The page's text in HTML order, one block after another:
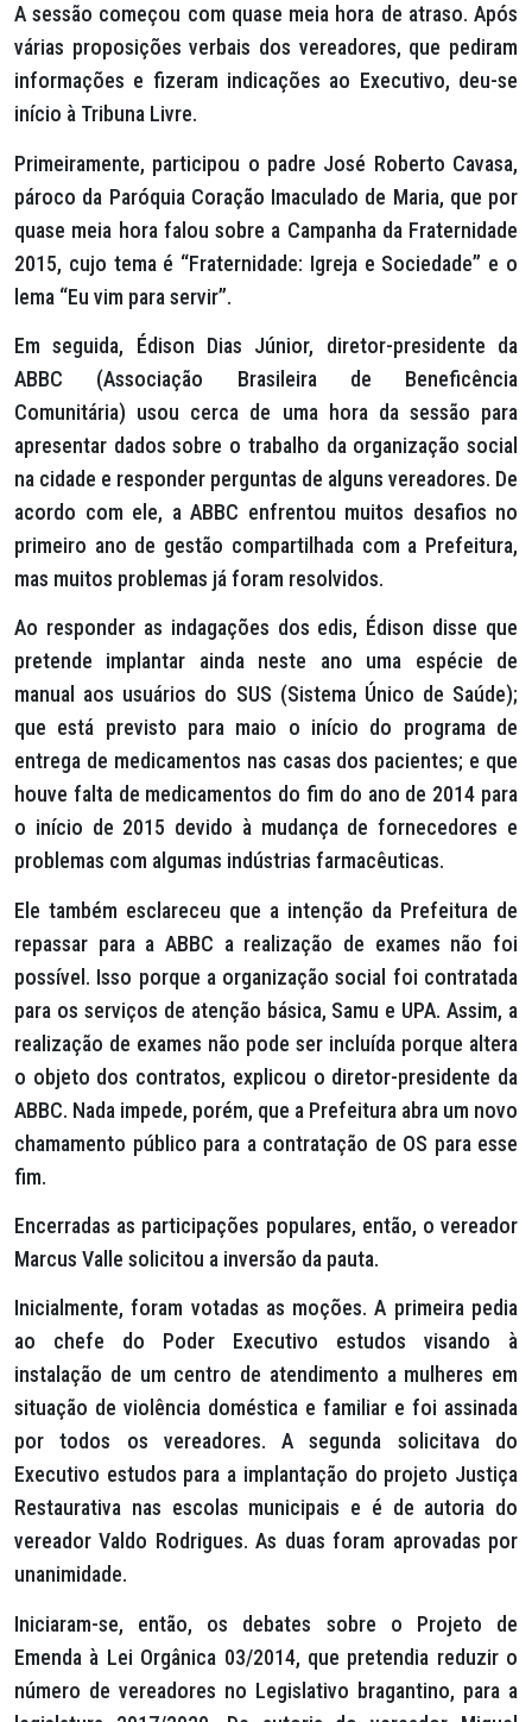
A sessão começou com quase meia hora de atraso. Após
várias proposições verbais dos vereadores, que pediram
informações e fizeram indicações ao Executivo, deu-se
início à Tribuna Livre.
Primeiramente, participou o padre José Roberto Cavasa,
pároco da Paróquia Coração Imaculado de Maria, que por
quase meia hora falou sobre a Campanha da Fraternidade
2015, cujo tema é “Fraternidade: Igreja e Sociedade” e o
lema “Eu vim para servir”.
Em seguida, Édison Dias Júnior, diretor-presidente da
ABBC (Associação Brasileira de Beneficência
Comunitária) usou cerca de uma hora da sessão para
apresentar dados sobre o trabalho da organização social
na cidade e responder perguntas de alguns vereadores. De
acordo com ele, a ABBC enfrentou muitos desafios no
primeiro ano de gestão compartilhada com a Prefeitura,
mas muitos problemas já foram resolvidos.
Ao responder as indagações dos edis, Édison disse que
pretende implantar ainda neste ano uma espécie de
manual aos usuários do SUS (Sistema Único de Saúde);
que está previsto para maio o início do programa de
entrega de medicamentos nas casas dos pacientes; e que
houve falta de medicamentos do fim do ano de 2014 para
o início de 2015 devido à mudança de fornecedores e
problemas com algumas indústrias farmacêuticas.
Ele também esclareceu que a intenção da Prefeitura de
repassar para a ABBC a realização de exames não foi
possível. Isso porque a organização social foi contratada
para os serviços de atenção básica, Samu e UPA. Assim, a
realização de exames não pode ser incluída porque altera
o objeto dos contratos, explicou o diretor-presidente da
ABBC. Nada impede, porém, que a Prefeitura abra um novo
chamamento público para a contratação de OS para esse
fim.
Encerradas as participações populares, então, o vereador
Marcus Valle solicitou a inversão da pauta.
Inicialmente, foram votadas as moções. A primeira pedia
ao chefe do Poder Executivo estudos visando à
instalação de um centro de atendimento a mulheres em
situação de violência doméstica e familiar e foi assinada
por todos os vereadores. A segunda solicitava do
Executivo estudos para a implantação do projeto Justiça
Restaurativa nas escolas municipais e é de autoria do
vereador Valdo Rodrigues. As duas foram aprovadas por
unanimidade.
Iniciaram-se, então, os debates sobre o Projeto de
Emenda à Lei Orgânica 03/2014, que pretendia reduzir o
número de vereadores no Legislativo bragantino, para a